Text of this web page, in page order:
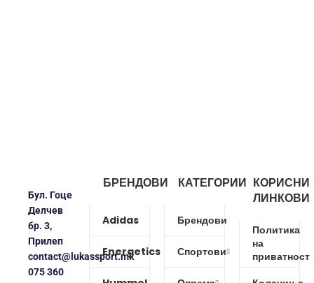
Бул. Гоце
Делчев
бр. 3,
Прилеп
contact@lukassport.mk
075 360
БРЕНДОВИ
Adidas
Energetics
КАТЕГОРИИ
Брендови
Спортови
КОРИСНИ
ЛИНКОВИ
Политика
на
приватност